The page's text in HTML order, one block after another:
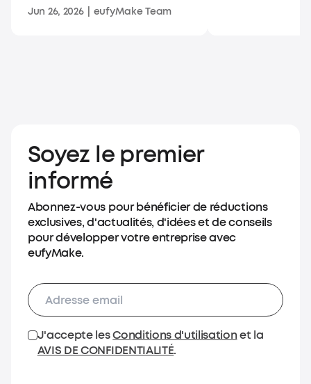
Jun 26, 2026 eufyMake Team
Soyez le premier
informé
Abonnez-vous pour bénéficier de réductions
exclusives, d'actualités, d'idées et de conseils
pour développer votre entreprise avec
eufyMake.
J'accepte lesConditions d'utilisationet la
AVIS DE CONFIDENTIALITÉ.